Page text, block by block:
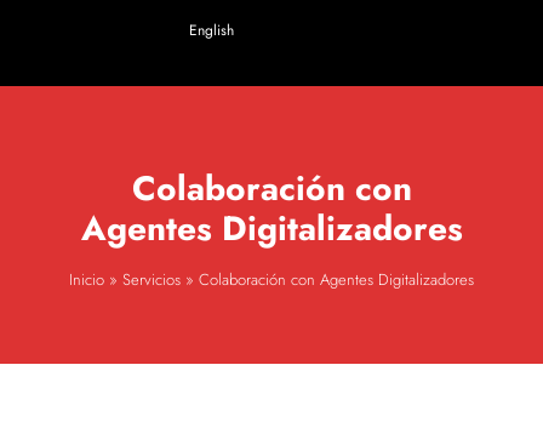
English
Colaboración con
Agentes Digitalizadores
Inicio » Servicios » Colaboración con Agentes Digitalizadores